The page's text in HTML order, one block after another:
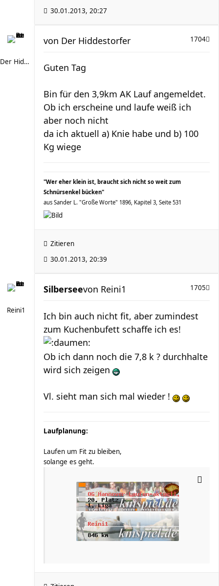
30.01.2013, 20:27
Der Hiddestorfer
1704
von Der Hiddestorfer
Guten Tag
Bin für den 3,9km AK Lauf angemeldet.
Ob ich erscheine und laufe weiß ich
aber noch nicht
da ich aktuell a) Knie habe und b) 100
Kg wiege
"Wer eher klein ist, braucht sich nicht so weit zum
Schnürsenkel bücken"
aus Sander L. "Große Worte" 1896, Kapitel 3, Seite 531
Zitieren
30.01.2013, 20:39
Reini1
Silbersee 1705
von Reini1
Ich bin auch nicht fit, aber zumindest
zum Kuchenbufett schaffe ich es!
Ob ich dann noch die 7,8 k ? durchhalte
wird sich zeigen
Vl. sieht man sich mal wieder !
Laufplanung:
Laufen um Fit zu bleiben,
solange es geht.